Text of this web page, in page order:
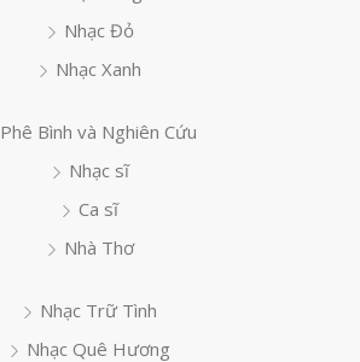
Nhạc Đỏ
Nhạc Xanh
Phê Bình và Nghiên Cứu
Nhạc sĩ
Ca sĩ
Nhà Thơ
Nhạc Trữ Tình
Nhạc Quê Hương